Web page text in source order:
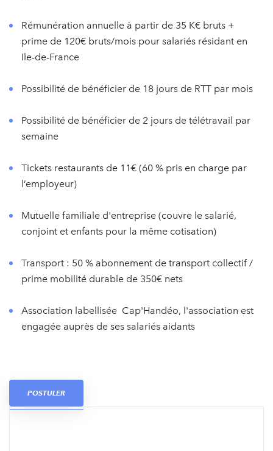
Rémunération annuelle à partir de 35 K€ bruts +
prime de 120€ bruts/mois pour salariés résidant en
Ile-de-France
Possibilité de bénéficier de 18 jours de RTT par mois
Possibilité de bénéficier de 2 jours de télétravail par
semaine
Tickets restaurants de 11€ (60 % pris en charge par
l’employeur)
Mutuelle familiale d'entreprise (couvre le salarié,
conjoint et enfants pour la même cotisation)
Transport : 50 % abonnement de transport collectif /
prime mobilité durable de 350€ nets
Association labellisée Cap'Handéo, l'association est
engagée auprès de ses salariés aidants
POSTULER